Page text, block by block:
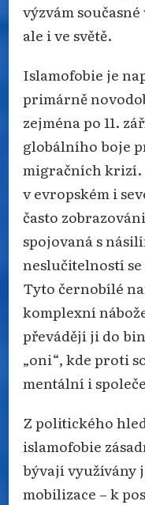
výzvám
ale i ve světě.
Islamofobie je
primárně
zejména po 11.
globálního boje
migračních krizí.
v evropském i
často
spojovaná s
neslučitelností
Tyto černobílé
komplexní
převádějí ji do
„oni“, kde proti
mentální i
Z politického
islamofobie
bývají využívány
mobilizace – k